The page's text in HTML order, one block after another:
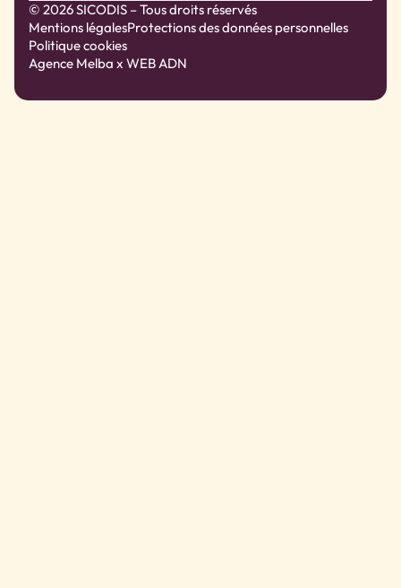
© 2026 SICODIS – Tous droits réservés
Mentions légalesProtections des données personnelles
Politique cookies
Agence Melba x WEB ADN